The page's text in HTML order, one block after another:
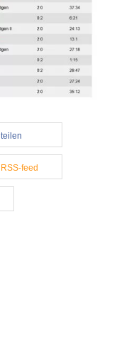
teilen
RSS-feed